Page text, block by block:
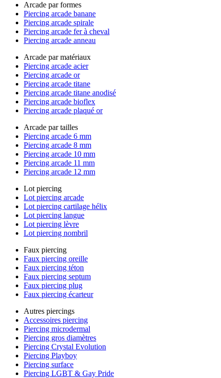
Arcade par formes
Piercing arcade banane
Piercing arcade spirale
Piercing arcade fer à cheval
Piercing arcade anneau
Arcade par matériaux
Piercing arcade acier
Piercing arcade or
Piercing arcade titane
Piercing arcade titane anodisé
Piercing arcade bioflex
Piercing arcade plaqué or
Arcade par tailles
Piercing arcade 6 mm
Piercing arcade 8 mm
Piercing arcade 10 mm
Piercing arcade 11 mm
Piercing arcade 12 mm
Lot piercing
Lot piercing arcade
Lot piercing cartilage hélix
Lot piercing langue
Lot piercing lèvre
Lot piercing nombril
Faux piercing
Faux piercing oreille
Faux piercing téton
Faux piercing septum
Faux piercing plug
Faux piercing écarteur
Autres piercings
Accessoires piercing
Piercing microdermal
Piercing gros diamètres
Piercing Crystal Evolution
Piercing Playboy
Piercing surface
Piercing LGBT & Gay Pride